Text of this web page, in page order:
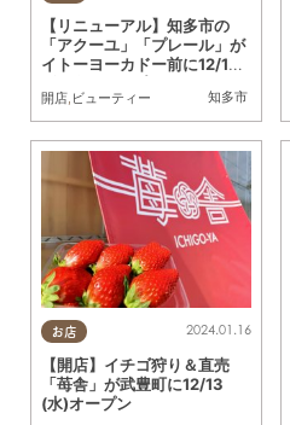
知多市
【リニューアル】知多市の
「アクーユ」「プレール」が
イトーヨーカドー前に12/1
開店, ビューティー
お店 2024.01.16
【開店】イチゴ狩り＆直売
「苺舎」が武豊町に12/13
(水)オープン